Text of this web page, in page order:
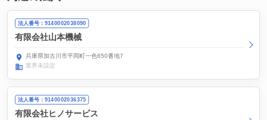
法人番号：9140002038090
有限会社山本機械
兵庫県加古川市平岡町一色650番地7
業界未設定
法人番号：9140002036375
有限会社ヒノサービス